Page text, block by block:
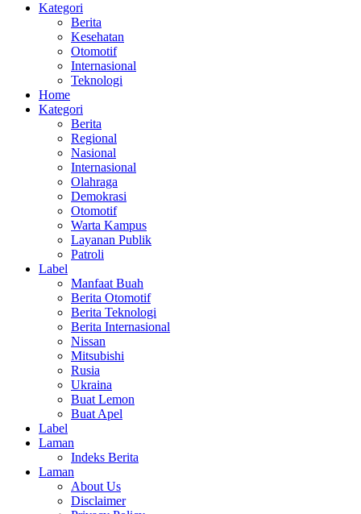
Kategori
Berita
Kesehatan
Otomotif
Internasional
Teknologi
Home
Kategori
Berita
Regional
Nasional
Internasional
Olahraga
Demokrasi
Otomotif
Warta Kampus
Layanan Publik
Patroli
Label
Manfaat Buah
Berita Otomotif
Berita Teknologi
Berita Internasional
Nissan
Mitsubishi
Rusia
Ukraina
Buat Lemon
Buat Apel
Label
Laman
Indeks Berita
Laman
About Us
Disclaimer